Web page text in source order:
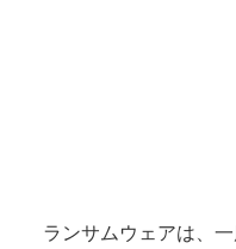
ランサムウェアは、一